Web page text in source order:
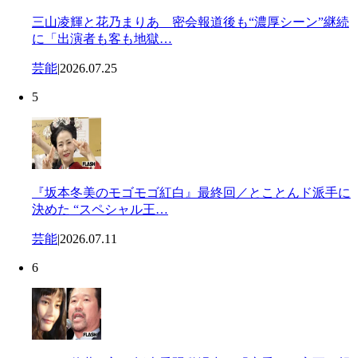
三山凌輝と花乃まりあ 密会報道後も“濃厚シーン”継続
に「出演者も客も地獄…
芸能|2026.07.25
5
『坂本冬美のモゴモゴ紅白』最終回／とことんド派手に
決めた “スペシャル王…
芸能|2026.07.11
6